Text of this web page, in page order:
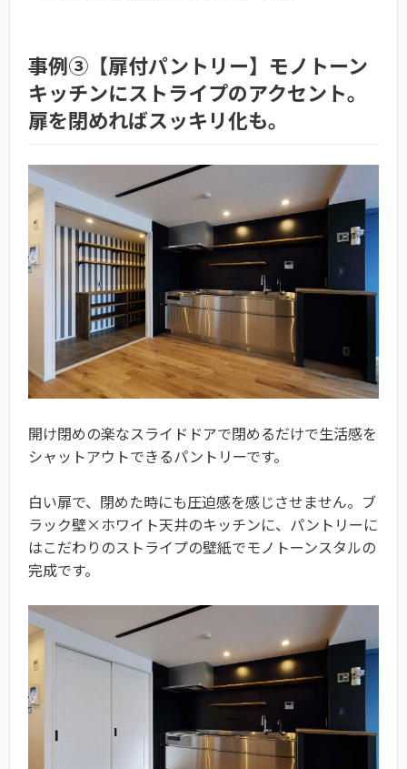
事例③【扉付パントリー】モノトーン
キッチンにストライプのアクセント。
扉を閉めればスッキリ化も。
開け閉めの楽なスライドドアで閉めるだけで生活感を
シャットアウトできるパントリーです。
白い扉で、閉めた時にも圧迫感を感じさせません。ブ
ラック壁×ホワイト天井のキッチンに、パントリーに
はこだわりのストライプの壁紙でモノトーンスタルの
完成です。